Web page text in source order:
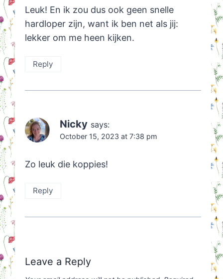
Leuk! En ik zou dus ook geen snelle
hardloper zijn, want ik ben net als jij:
lekker om me heen kijken.
Reply
Nicky says:
October 15, 2023 at 7:38 pm
Zo leuk die koppies!
Reply
Leave a Reply